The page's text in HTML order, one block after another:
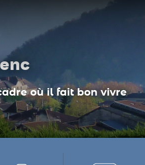
où il fait bon vivre